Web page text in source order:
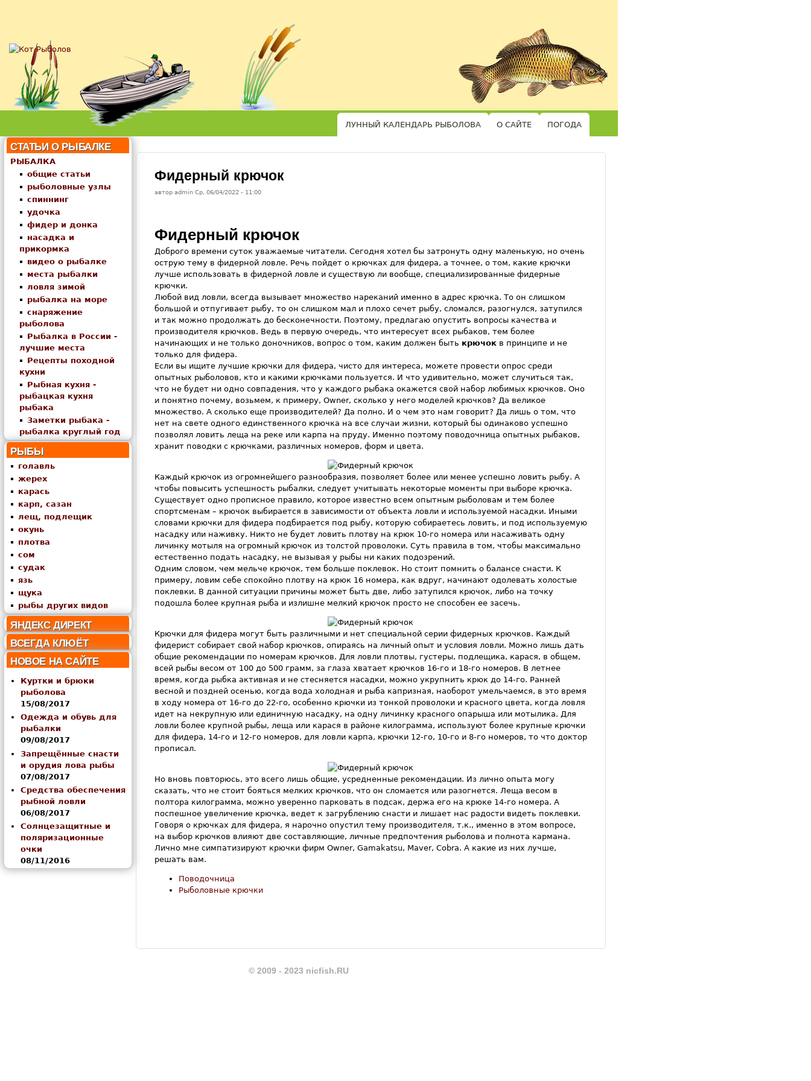
Рыболов
ЛУННЫЙ КАЛЕНДАРЬ РЫБОЛОВА О САЙТЕ ПОГОДА
Фидерный крючок
автор adminСр, 06/04/2022 - 11:00
Фидерный крючок
Доброго времени суток уважаемые читатели. Сегодня хотел бы затронуть одну маленькую, но очень
острую тему в фидерной ловле. Речь пойдет о крючках для фидера, а точнее, о том, какие крючки
лучше использовать в фидерной ловле и существую ли вообще, специализированные фидерные
крючки.
Любой вид ловли, всегда вызывает множество нареканий именно в адрес крючка. То он слишком
большой и отпугивает рыбу, то он слишком мал и плохо сечет рыбу, сломался, разогнулся, затупился
и так можно продолжать до бесконечности. Поэтому, предлагаю опустить вопросы качества и
производителя крючков. Ведь в первую очередь, что интересует всех рыбаков, тем более
начинающих и не только доночников, вопрос о том, каким должен быть крючокв принципе и не
только для фидера.
Если вы ищите лучшие крючки для фидера, чисто для интереса, можете провести опрос среди
опытных рыболовов, кто и какими крючками пользуется. И что удивительно, может случиться так,
что не будет ни одно совпадения, что у каждого рыбака окажется свой набор любимых крючков. Оно
и понятно почему, возьмем, к примеру, Owner, сколько у него моделей крючков? Да великое
множество. А сколько еще производителей? Да полно. И о чем это нам говорит? Да лишь о том, что
нет на свете одного единственного крючка на все случаи жизни, который бы одинаково успешно
позволял ловить леща на реке или карпа на пруду. Именно поэтому поводочница опытных рыбаков,
хранит поводки с крючками, различных номеров, форм и цвета.
Каждый крючок из огромнейшего разнообразия, позволяет более или менее успешно ловить рыбу. А
чтобы повысить успешность рыбалки, следует учитывать некоторые моменты при выборе крючка.
Существует одно прописное правило, которое известно всем опытным рыболовам и тем более
спортсменам – крючок выбирается в зависимости от объекта ловли и используемой насадки. Иными
словами крючки для фидера подбирается под рыбу, которую собираетесь ловить, и под используемую
насадку или наживку. Никто не будет ловить плотву на крюк 10-го номера или насаживать одну
личинку мотыля на огромный крючок из толстой проволоки. Суть правила в том, чтобы максимально
естественно подать насадку, не вызывая у рыбы ни каких подозрений.
Одним словом, чем мельче крючок, тем больше поклевок. Но стоит помнить о балансе снасти. К
примеру, ловим себе спокойно плотву на крюк 16 номера, как вдруг, начинают одолевать холостые
поклевки. В данной ситуации причины может быть две, либо затупился крючок, либо на точку
подошла более крупная рыба и излишне мелкий крючок просто не способен ее засечь.
Крючки для фидера могут быть различными и нет специальной серии фидерных крючков. Каждый
фидерист собирает свой набор крючков, опираясь на личный опыт и условия ловли. Можно лишь дать
общие рекомендации по номерам крючков. Для ловли плотвы, густеры, подлещика, карася, в общем,
всей рыбы весом от 100 до 500 грамм, за глаза хватает крючков 16-го и 18-го номеров. В летнее
время, когда рыбка активная и не стесняется насадки, можно укрупнить крюк до 14-го. Ранней
весной и поздней осенью, когда вода холодная и рыба капризная, наоборот умельчаемся, в это время
в ходу номера от 16-го до 22-го, особенно крючки из тонкой проволоки и красного цвета, когда ловля
идет на некрупную или единичную насадку, на одну личинку красного опарыша или мотылика. Для
ловли более крупной рыбы, леща или карася в районе килограмма, используют более крупные крючки
для фидера, 14-го и 12-го номеров, для ловли карпа, крючки 12-го, 10-го и 8-го номеров, то что доктор
прописал.
Но вновь повторюсь, это всего лишь общие, усредненные рекомендации. Из лично опыта могу
сказать, что не стоит бояться мелких крючков, что он сломается или разогнется. Леща весом в
полтора килограмма, можно уверенно парковать в подсак, держа его на крюке 14-го номера. А
поспешное увеличение крючка, ведет к загрублению снасти и лишает нас радости видеть поклевки.
Говоря о крючках для фидера, я нарочно опустил тему производителя, т.к., именно в этом вопросе,
на выбор крючков влияют две составляющие, личные предпочтения рыболова и полнота кармана.
Лично мне симпатизируют крючки фирм Owner, Gamakatsu, Maver, Cobra. А какие из них лучше,
решать вам.
Поводочница
Рыболовные крючки
СТАТЬИ О РЫБАЛКЕ
РЫБАЛКА
общие статьи
рыболовные узлы
спиннинг
удочка
фидер и донка
насадка и
прикормка
видео о рыбалке
места рыбалки
ловля зимой
рыбалка на море
снаряжение
рыболова
Рыбалка в России -
лучшие места
Рецепты походной
кухни
Рыбная кухня -
рыбацкая кухня
рыбака
Заметки рыбака -
рыбалка круглый год
РЫБЫ
голавль
жерех
карась
карп, сазан
лещ, подлещик
окунь
плотва
сом
судак
язь
щука
рыбы других видов
ЯНДЕКС ДИРЕКТ
ВСЕГДА КЛЮЁТ
НОВОЕ НА САЙТЕ
Куртки и брюки
рыболова
15/08/2017
Одежда и обувь для
рыбалки
09/08/2017
Запрещённые снасти
и орудия лова рыбы
07/08/2017
Средства обеспечения
рыбной ловли
06/08/2017
Солнцезащитные и
поляризационные
очки
08/11/2016
© 2009 - 2023 nicfish.RU